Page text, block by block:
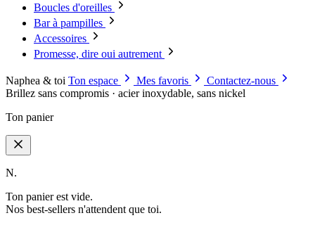
Boucles d'oreilles
Bar à pampilles
Accessoires
Promesse, dire oui autrement
Naphea & toi Ton espace Mes favoris
Contactez-nous
Brillez sans compromis · acier inoxydable, sans nickel
Ton panier
N.
Ton panier est vide.
Nos best-sellers n'attendent que toi.